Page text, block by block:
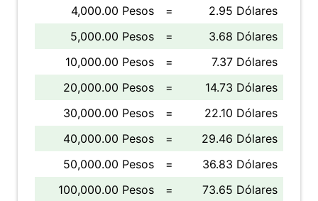
4,000.00 Pesos
=
2.95 Dólares
5,000.00 Pesos
=
3.68 Dólares
10,000.00 Pesos
=
7.37 Dólares
20,000.00 Pesos
=
14.73 Dólares
30,000.00 Pesos
=
22.10 Dólares
40,000.00 Pesos
=
29.46 Dólares
50,000.00 Pesos
=
36.83 Dólares
100,000.00 Pesos
= 73.65 Dólares